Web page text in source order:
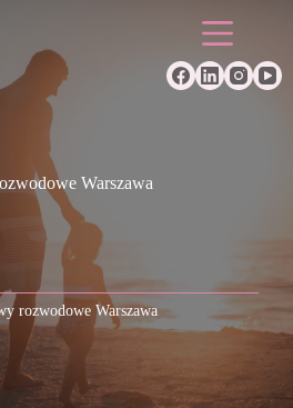
Warszawa
rozwodowe Warszawa